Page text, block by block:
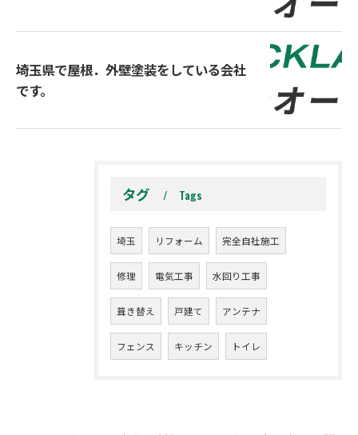
埼玉県で屋根．外壁塗装をしている会社
です。
タグ Tags
埼玉 リフォーム 完全自社施工
修理 電気工事 水回り工事
葺き替え 戸建て アンテナ
フェンス キッチン トイレ